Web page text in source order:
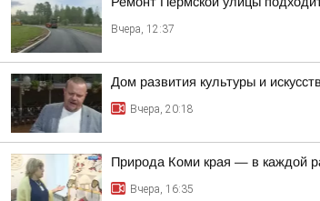
Вчера, 12:37
Дом развития культуры и
Вчера, 20:18
Природа Коми края — в каждой
Вчера, 16:35